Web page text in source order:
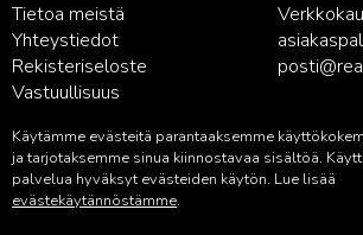
Tietoa meistä
Yhteystiedot
Rekisteriseloste
Vastuullisuus
Kustantamon asiakaspalvelu:
palvelu@readme.fi
Käytämme evästeitä parantaaksemme
ja tarjotaksemme sinua kiinnostavaa sisältöä.
palvelua hyväksyt evästeiden käytön. Lue lisää
evästekäytännöstämme.